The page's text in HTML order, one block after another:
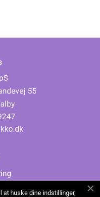
at huske dine indstillinger,